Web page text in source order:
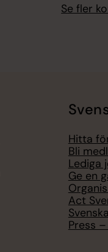
Se fler
Hitta
Bli
Lediga
Ge en
Act
Press